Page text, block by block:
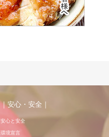
｜安心・安全｜
安心と安全
環境宣言